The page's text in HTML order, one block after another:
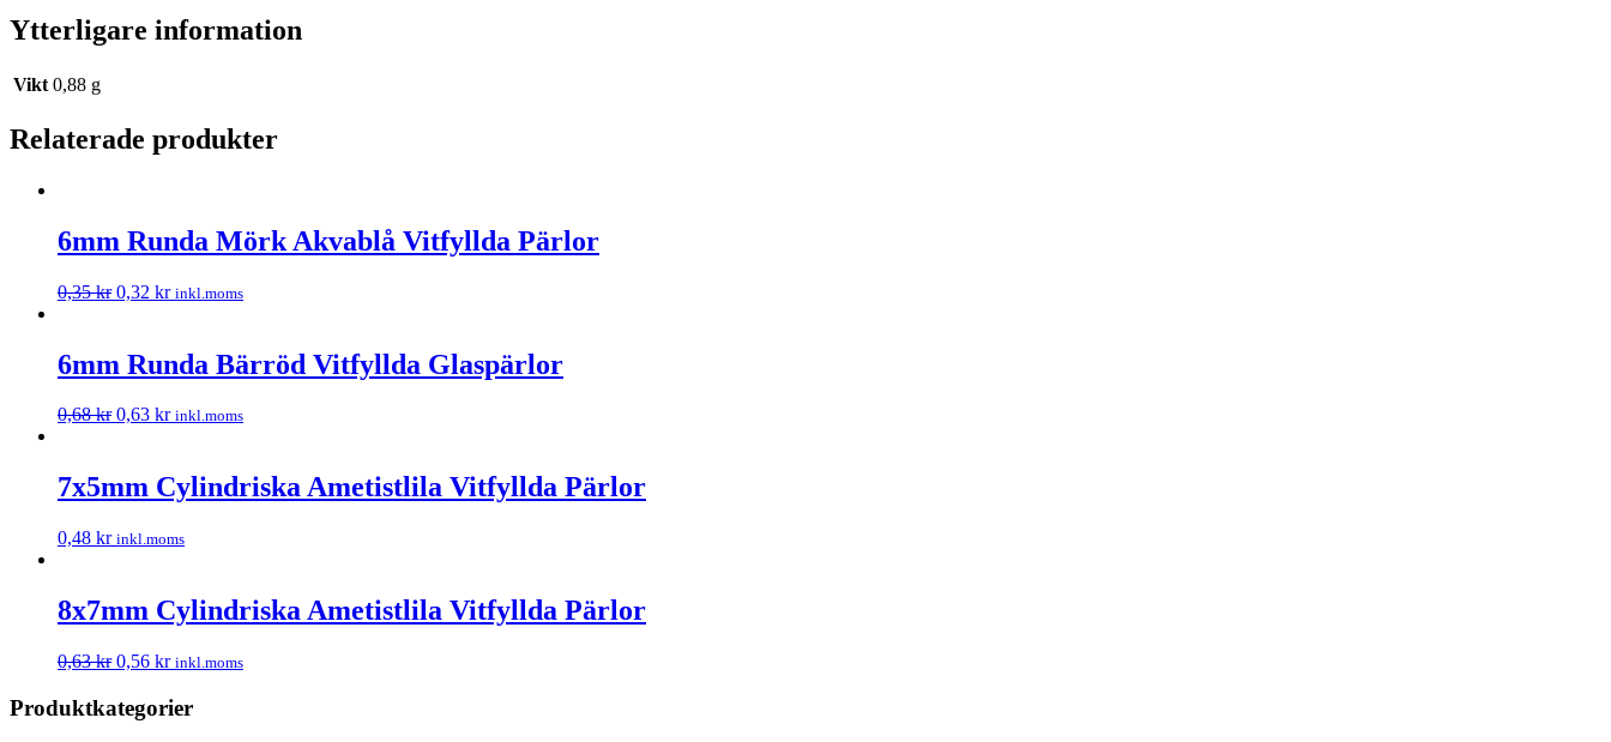
Ytterligare information
Vikt 0,88 g
Relaterade produkter
6mm Runda Mörk Akvablå Vitfyllda Pärlor
0,35kr 0,32 kr inkl.moms
6mm Runda Bärröd Vitfyllda Glaspärlor
0,68kr 0,63 kr inkl.moms
7x5mm Cylindriska Ametistlila Vitfyllda Pärlor
0,48 kr inkl.moms
8x7mm Cylindriska Ametistlila Vitfyllda Pärlor
0,63kr 0,56 kr inkl.moms
Produktkategorier